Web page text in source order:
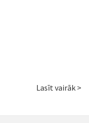
Lasīt vairāk >